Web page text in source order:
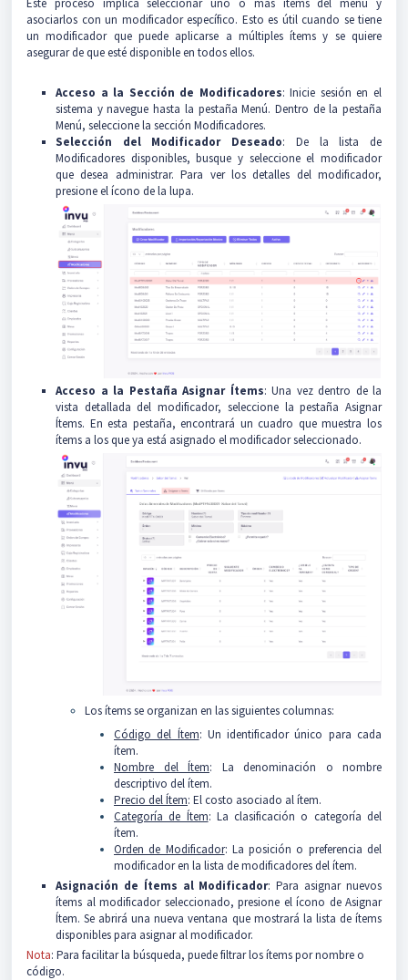
asociarlos con un modificador específico. Esto es útil cuando se tiene
un modificador que puede aplicarse a múltiples ítems y se quiere
asegurar de que esté disponible en todos ellos.
Acceso a la Sección de Modificadores: Inicie sesión en el
sistema y navegue hasta la pestaña Menú. Dentro de la pestaña
Menú, seleccione la sección Modificadores.
Selección del Modificador Deseado: De la lista de
Modificadores disponibles, busque y seleccione el modificador
que desea administrar. Para ver los detalles del modificador,
presione el ícono de la lupa.
Acceso a la Pestaña Asignar Ítems: Una vez dentro de la
vista detallada del modificador, seleccione la pestaña Asignar
Ítems. En esta pestaña, encontrará un cuadro que muestra los
ítems a los que ya está asignado el modificador seleccionado.
Los ítems se organizan en las siguientes columnas:
Código del Ítem: Un identificador único para cada
ítem.
Nombre del Ítem: La denominación o nombre
descriptivo del ítem.
Precio del Ítem: El costo asociado al ítem.
Categoría de Ítem: La clasificación o categoría del
ítem.
Orden de Modificador: La posición o preferencia del
modificador en la lista de modificadores del ítem.
Asignación de Ítems al Modificador: Para asignar nuevos
ítems al modificador seleccionado, presione el ícono de Asignar
Ítem. Se abrirá una nueva ventana que mostrará la lista de ítems
disponibles para asignar al modificador.
Nota: Para facilitar la búsqueda, puede filtrar los ítems por nombre o
código.